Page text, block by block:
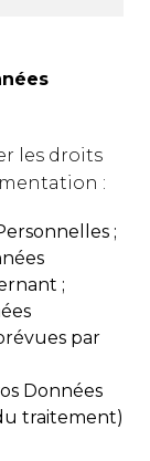
les droits
:
;
;
par
Données
traitement)